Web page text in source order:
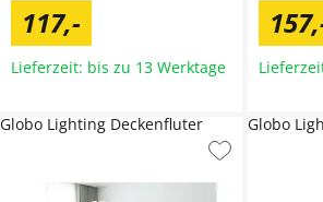
117,-
Lieferzeit: bis zu 13 Werktage
157,
Globo Lighting Deckenfluter Globo